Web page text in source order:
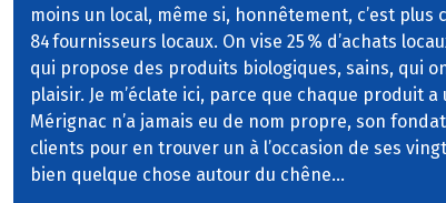
moins un local, même si, honnêtement, c’est plus
84 fournisseurs locaux. On vise 25 % d’achats
qui propose des produits biologiques, sains, qui
plaisir. Je m’éclate ici, parce que chaque produit
Mérignac n’a jamais eu de nom propre, son
clients pour en trouver un à l’occasion de ses
bien quelque chose autour du chêne…